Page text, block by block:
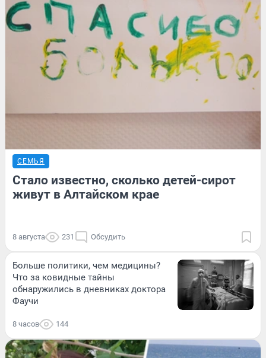
СЕМЬЯ
Стало известно, сколько детей-сирот
живут в Алтайском крае
8 августа 231 Обсудить
Больше политики, чем медицины?
Что за ковидные тайны
обнаружились в дневниках доктора
Фаучи
8 часов 144